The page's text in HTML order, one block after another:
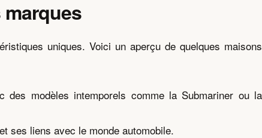
uniques. Voici un aperçu de quelques maisons
modèles intemporels comme la Submariner ou la
ses liens avec le monde automobile.